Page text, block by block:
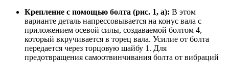
Крепление с помощью болта (рис. 1, а): В этом
варианте деталь напрессовывается на конус вала с
приложением осевой силы, создаваемой болтом 4,
который вкручивается в торец вала. Усилие от болта
передается через торцовую шайбу 1. Для
предотвращения самоотвинчивания болта от вибраций